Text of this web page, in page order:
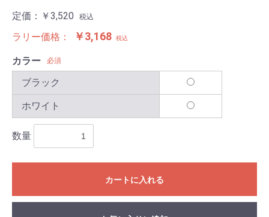
定価： ￥3,520 税込
ラリー価格： ￥3,168 税込
カラー 必須
ブラック
ホワイト
数量
カートに入れる